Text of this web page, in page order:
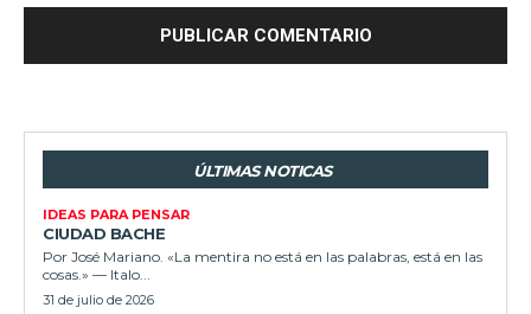
ÚLTIMAS NOTICAS
IDEAS PARA PENSAR
CIUDAD BACHE
Por José Mariano. «La mentira no está en las palabras, está en las
cosas.» — Italo...
31 de julio de 2026